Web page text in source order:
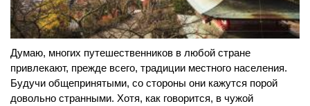
Думаю, многих путешественников в любой стране
привлекают, прежде всего, традиции местного населения.
Будучи общепринятыми, со стороны они кажутся порой
довольно странными. Хотя, как говорится, в чужой